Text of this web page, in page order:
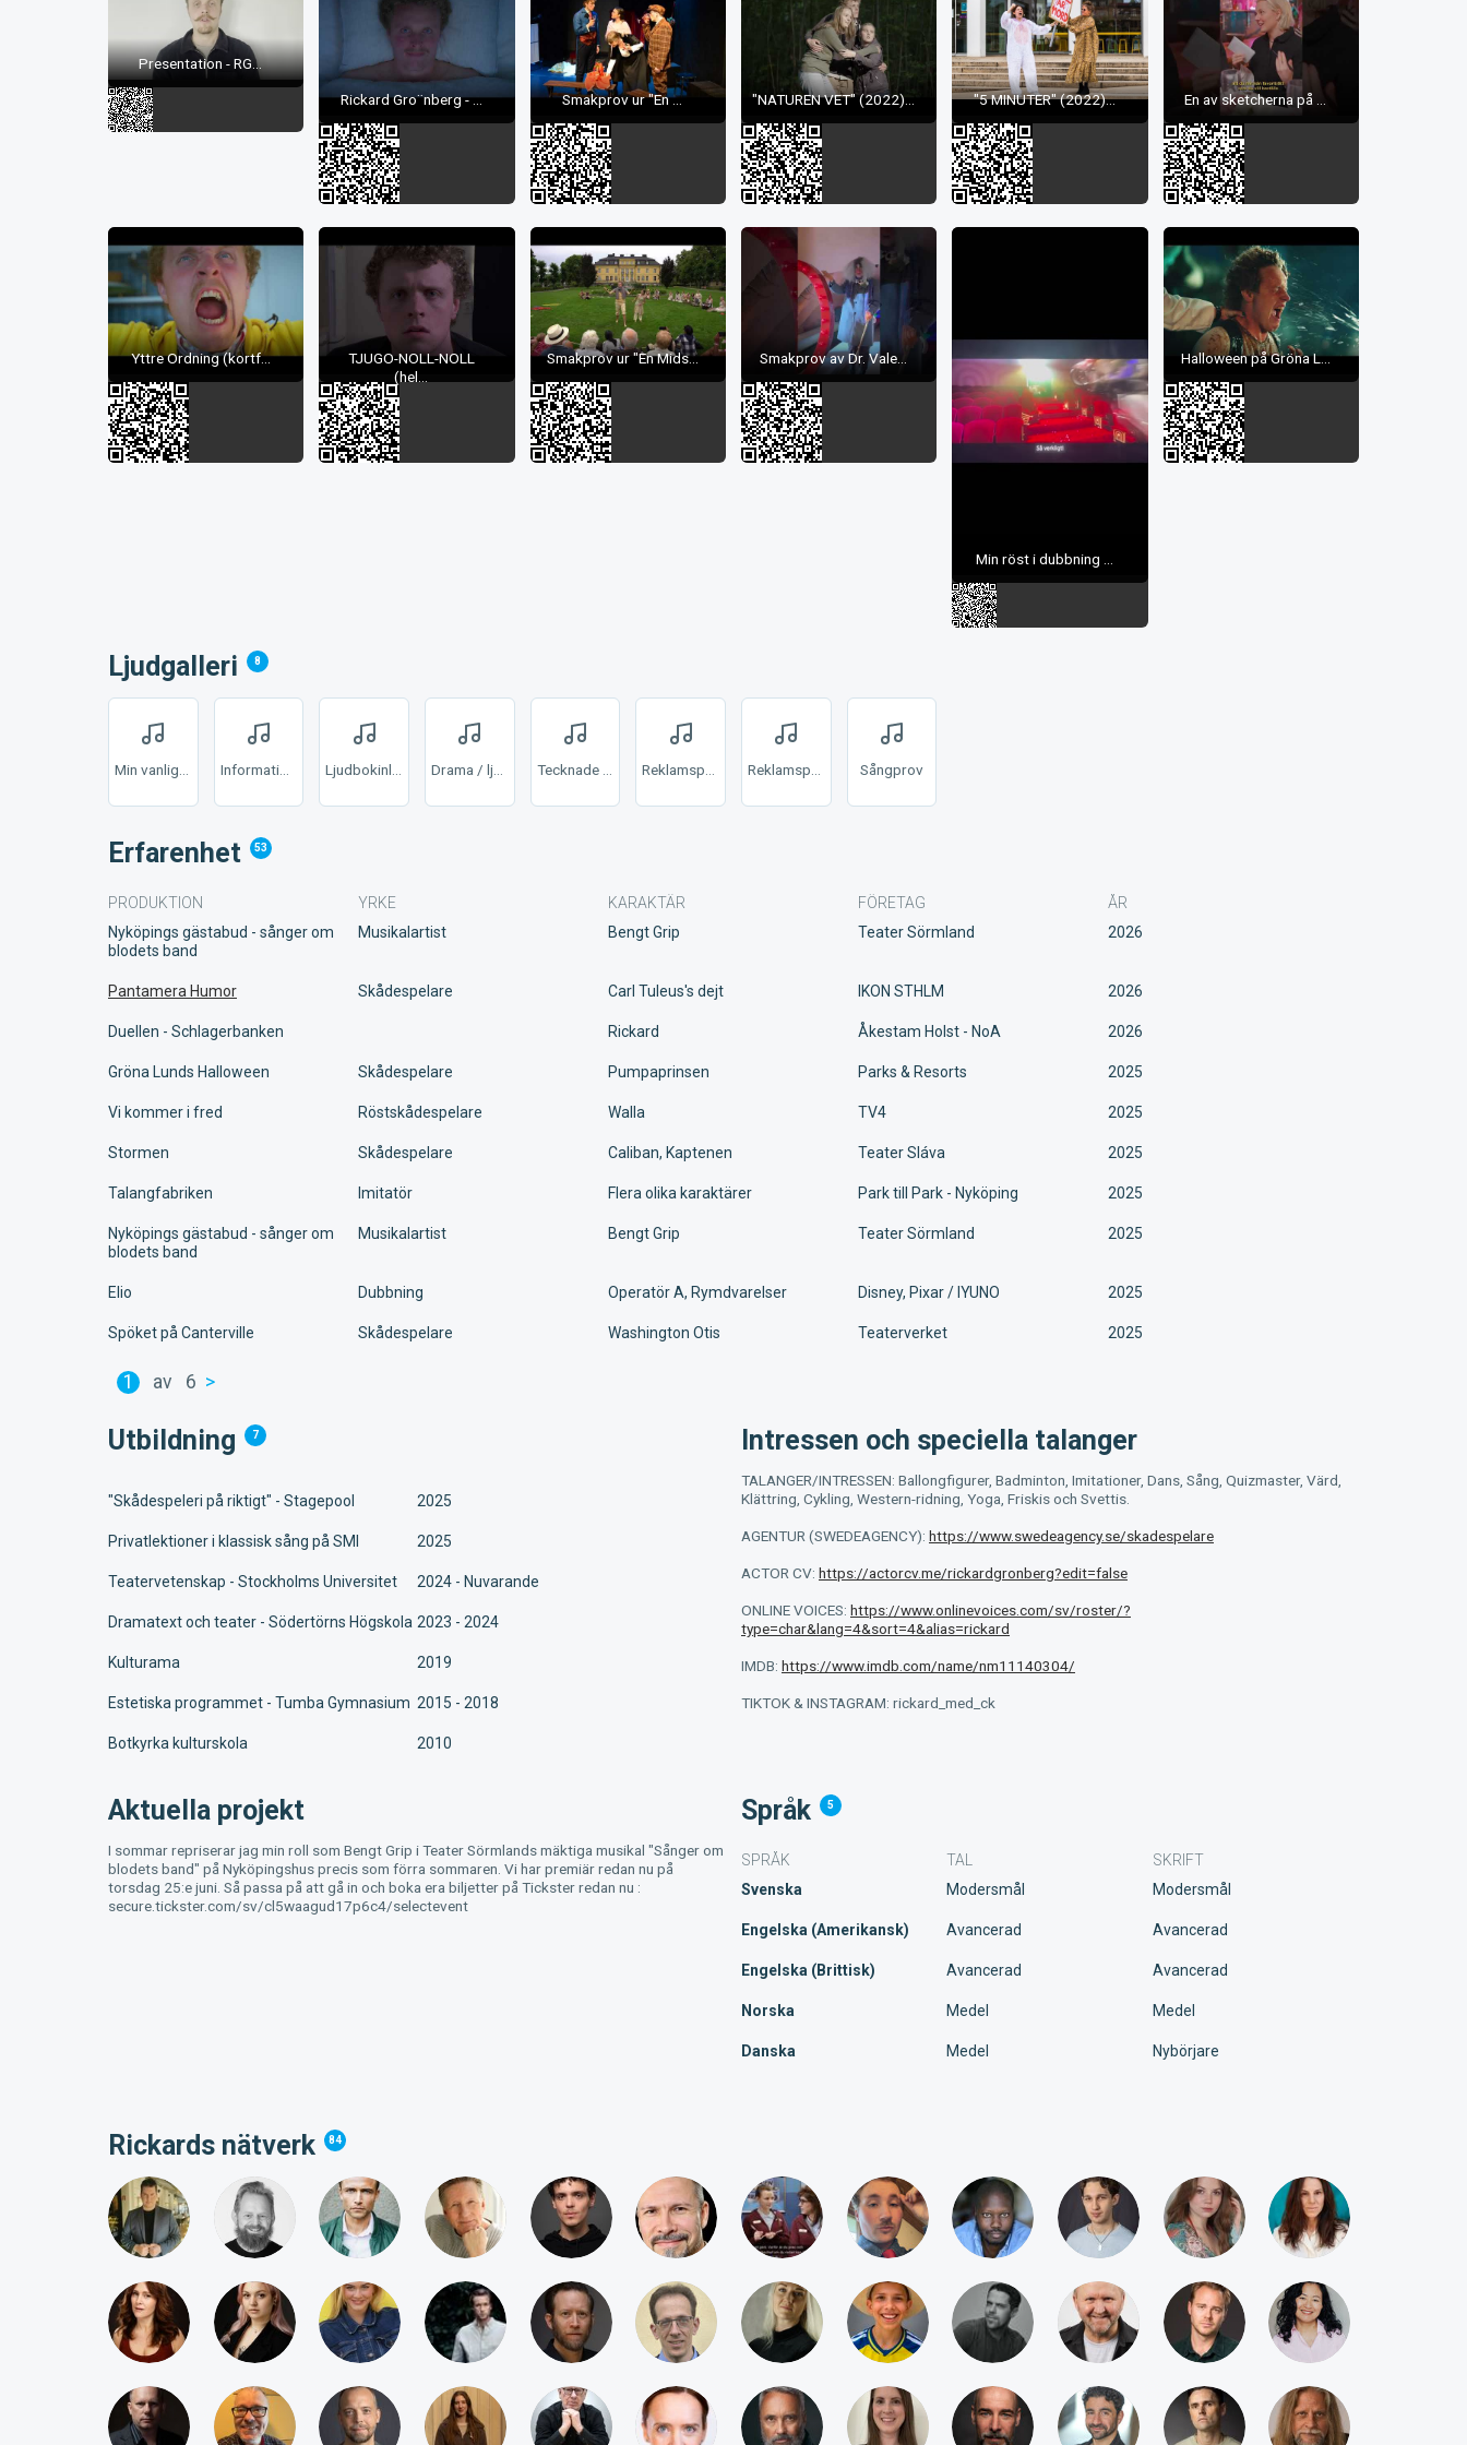
Erfarenhet 53
PRODUKTION YRKE KARAKTÄR FÖRETAG
ÅR
Nyköpings gästabud - sånger om
blodets band
Musikalartist Bengt Grip Teater Sörmland 2026
Pantamera Humor Skådespelare Carl Tuleus's dejt IKON STHLM 2026
Duellen - Schlagerbanken Rickard Åkestam Holst - NoA 2026
Gröna Lunds Halloween Skådespelare Pumpaprinsen Parks & Resorts 2025
Vi kommer i fred Röstskådespelare Walla TV4 2025
Stormen Skådespelare Caliban, Kaptenen Teater Sláva 2025
Talangfabriken Imitatör Flera olika karaktärer Park till Park - Nyköping 2025
Nyköpings gästabud - sånger om
blodets band
Musikalartist Bengt Grip Teater Sörmland 2025
Elio Dubbning Operatör A, Rymdvarelser Disney, Pixar / IYUNO 2025
Spöket på Canterville Skådespelare Washington Otis Teaterverket 2025
1 av 6 >
Utbildning 7
"Skådespeleri på riktigt" - Stagepool 2025
Privatlektioner i klassisk sång på SMI 2025
Teatervetenskap - Stockholms Universitet 2024 - Nuvarande
Dramatext och teater - Södertörns Högskola 2023 - 2024
Kulturama 2019
Estetiska programmet - Tumba Gymnasium 2015 - 2018
Botkyrka kulturskola 2010
Intressen och speciella talanger
TALANGER/INTRESSEN: Ballongfigurer, Badminton, Imitationer, Dans, Sång, Quizmaster, Värd,
Klättring, Cykling, Western-ridning, Yoga, Friskis och Svettis.
AGENTUR (SWEDEAGENCY): https://www.swedeagency.se/skadespelare
ACTOR CV: https://actorcv.me/rickardgronberg?edit=false
ONLINE VOICES: https://www.onlinevoices.com/sv/roster/?
type=char&lang=4&sort=4&alias=rickard
IMDB: https://www.imdb.com/name/nm11140304/
TIKTOK & INSTAGRAM: rickard_med_ck
Aktuella projekt
I sommar repriserar jag min roll som Bengt Grip i Teater Sörmlands mäktiga musikal "Sånger om
blodets band" på Nyköpingshus precis som förra sommaren. Vi har premiär redan nu på
torsdag 25:e juni. Så passa på att gå in och boka era biljetter på Tickster redan nu :
secure.tickster.com/sv/cl5waagud17p6c4/selectevent
Språk 5
SPRÅK TAL
SKRIFT
Svenska
Modersmål Modersmål
Engelska (Amerikansk) Avancerad Avancerad
Engelska (Brittisk) Avancerad Avancerad
Norska Medel Medel
Danska Medel Nybörjare
Presentation - RG...
Rickard Gro¨nberg - ... Smakprov ur "En ... "NATUREN VET" (2022)... "5 MINUTER" (2022)... En av sketcherna på ...
Yttre Ordning (kortf...
TJUGO-NOLL-NOLL
(hel...
Smakprov ur "En Mids... Smakprov av Dr. Vale...
Min röst i dubbning ...
Halloween på Gröna L...
Ljudgalleri 8
Min vanliga röst Informationstext Ljudbokinläsning Drama / ljuddrama Tecknade figurer Reklamspeaker - Godis Reklamspeaker - Bio Sångprov
Rickards nätverk 84